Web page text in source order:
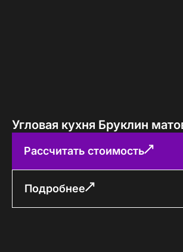
Угловая кухня Бруклин
Рассчитать стоимость
Подробнее